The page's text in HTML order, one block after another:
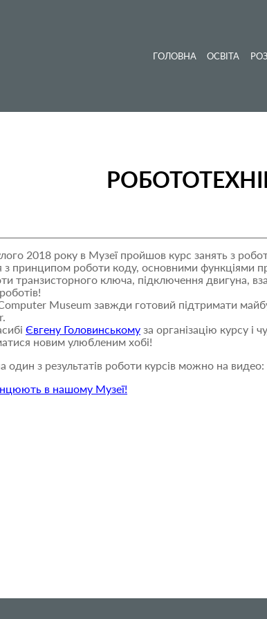
ГОЛОВНА ОСВІТА
2018 року в Музеї пройшов курс занять з
принципом роботи коду, основними функціями
транзисторного ключа, підключення двигуна,
Museum завжди готовий підтримати
Євгену Головинському за організацію курсу і
новим улюбленим хобі!
один з результатів роботи курсів можно на видео:
в нашому Музеї!